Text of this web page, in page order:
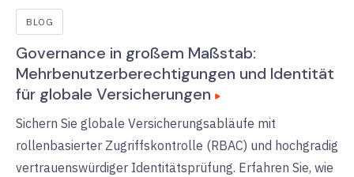
BLOG
Governance in großem Maßstab:
Mehrbenutzerberechtigungen und Identität
für globale Versicherungen
Sichern Sie globale Versicherungsabläufe mit
rollenbasierter Zugriffskontrolle (RBAC) und hochgradig
vertrauenswürdiger Identitätsprüfung. Erfahren Sie, wie